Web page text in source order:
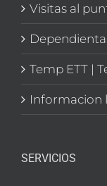
Visitas al
Temp ETT |
Informacion
SERVICIOS